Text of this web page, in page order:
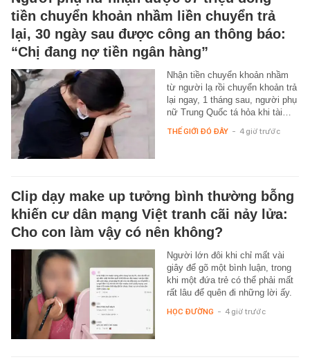
tiền chuyển khoản nhầm liền chuyển trả
lại, 30 ngày sau được công an thông báo:
“Chị đang nợ tiền ngân hàng”
Nhận tiền chuyển khoản nhầm
từ người lạ rồi chuyển khoản trả
lại ngay, 1 tháng sau, người phụ
nữ Trung Quốc tá hỏa khi tài…
THẾ GIỚI ĐÓ ĐÂY - 4 giờ trước
Clip dạy make up tưởng bình thường bỗng
khiến cư dân mạng Việt tranh cãi nảy lửa:
Cho con làm vậy có nên không?
Người lớn đôi khi chỉ mất vài
giây để gõ một bình luận, trong
khi một đứa trẻ có thể phải mất
rất lâu để quên đi những lời ấy.
HỌC ĐƯỜNG - 4 giờ trước